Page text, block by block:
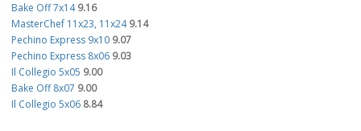
Bake Off 7x14 9.16
MasterChef 11x23, 11x24 9.14
Pechino Express 9x10 9.07
Pechino Express 8x06 9.03
Il Collegio 5x05 9.00
Bake Off 8x07 9.00
Il Collegio 5x06 8.84